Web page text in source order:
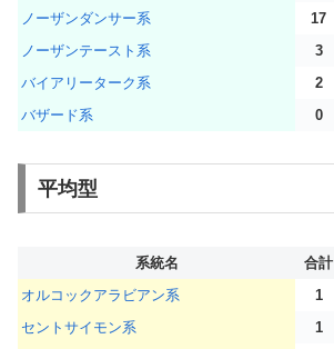
ノーザンダンサー系
17
ノーザンテースト系
3
バイアリーターク系
2
バザード系
0
平均型
系統名 合計
オルコックアラビアン系
1
セントサイモン系
1